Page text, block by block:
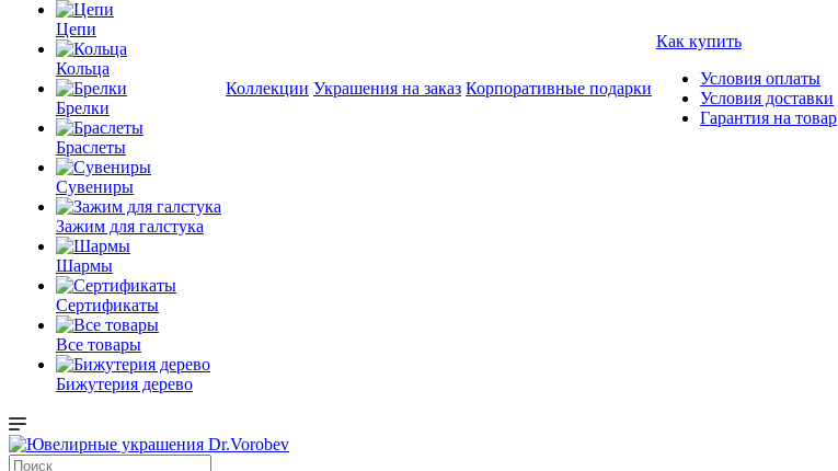
Цепи
Кольца
Брелки
Браслеты
Сувениры
Зажим для галстука
Шармы
Сертификаты
Все товары
Бижутерия дерево
Коллекции Украшения на заказ Корпоративные подарки
Как купить
Условия оплаты
Условия доставки
Гарантия на товар